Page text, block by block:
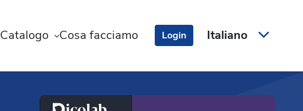
Catalogo Cosa facciamo Login Italiano